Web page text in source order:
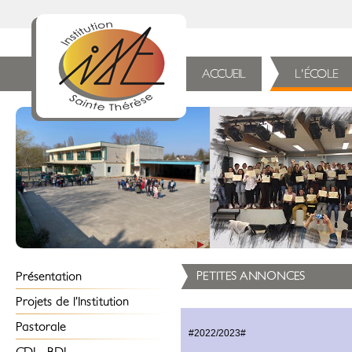
ACCUEIL L'ÉCOLE
Présentation
Historique
Présentation de l’Institution
Organigramme
Projets de l’Institution
Projet éducatif
Projet d’établissement
Pastorale
PETITES ANNONCES
#2022/2023#